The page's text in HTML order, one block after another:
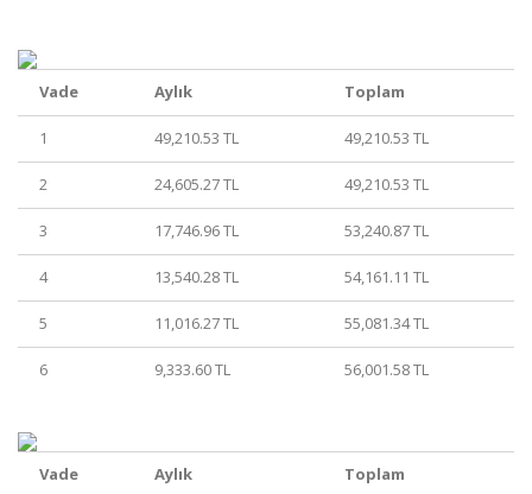
Vade Aylık Toplam
1 49,210.53 TL 49,210.53 TL
2 24,605.27 TL 49,210.53 TL
3 17,746.96 TL 53,240.87 TL
4 13,540.28 TL 54,161.11 TL
5 11,016.27 TL 55,081.34 TL
6 9,333.60 TL 56,001.58 TL
Vade Aylık Toplam